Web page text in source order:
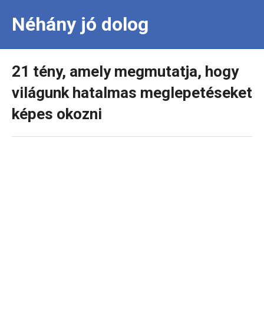
Néhány jó dolog
21 tény, amely megmutatja, hogy
világunk hatalmas meglepetéseket
képes okozni